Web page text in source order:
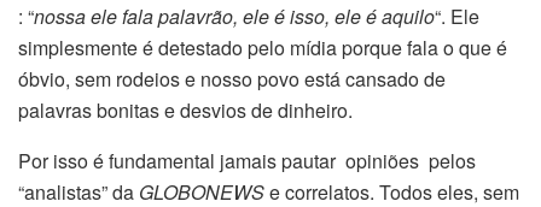
: “nossa ele fala palavrão, ele é isso, ele é aquilo“. Ele
simplesmente é detestado pelo mídia porque fala o que é
óbvio, sem rodeios e nosso povo está cansado de
palavras bonitas e desvios de dinheiro.
Por isso é fundamental jamais pautar opiniões pelos
“analistas” da GLOBONEWSe correlatos. Todos eles, sem